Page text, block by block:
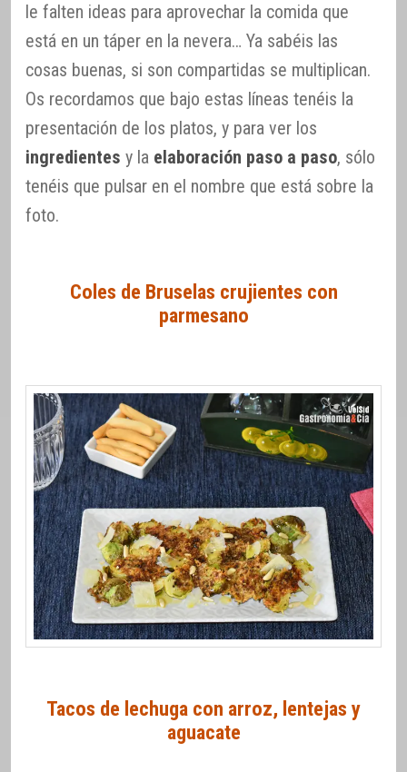
le falten ideas para aprovechar la comida que
está en un táper en la nevera… Ya sabéis las
cosas buenas, si son compartidas se multiplican.
Os recordamos que bajo estas líneas tenéis la
presentación de los platos, y para ver los
ingredientes y la elaboración paso a paso, sólo
tenéis que pulsar en el nombre que está sobre la
foto.
Coles de Bruselas crujientes con
parmesano
Tacos de lechuga con arroz, lentejas y
aguacate